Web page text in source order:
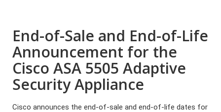
End-of-Sale and End-of-Life
Announcement for the
Cisco ASA 5505 Adaptive
Security Appliance
Cisco announces the end-of-sale and end-of-life dates for